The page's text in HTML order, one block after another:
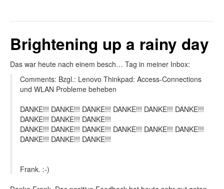
Brightening up a rainy day
Das war heute nach einem besch… Tag in meiner Inbox:
Comments: Bzgl.: Lenovo Thinkpad: Access-Connections
und WLAN Probleme beheben
DANKE!!! DANKE!!! DANKE!!! DANKE!!! DANKE!!! DANKE!!!
DANKE!!! DANKE!!! DANKE!!!
DANKE!!! DANKE!!! DANKE!!! DANKE!!! DANKE!!! DANKE!!!
DANKE!!! DANKE!!! DANKE!!!
Frank. :-)